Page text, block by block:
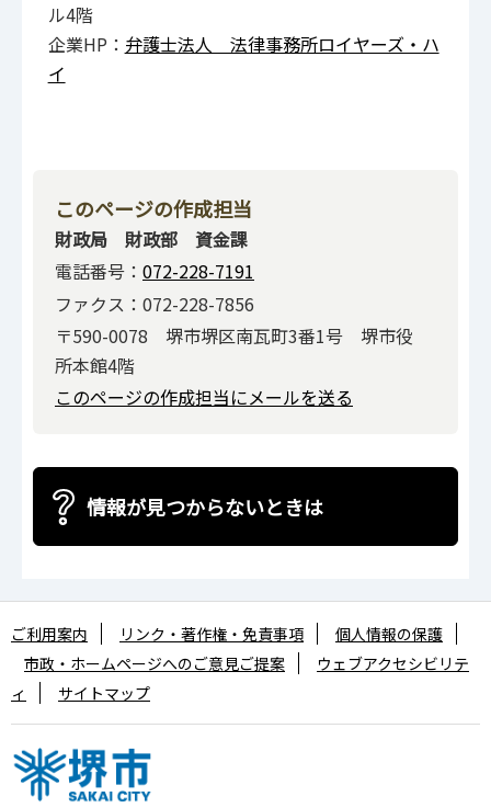
ル4階
企業HP： 弁護士法人 法律事務所ロイヤーズ・ハ
イ
このページの作成担当
財政局 財政部 資金課
電話番号： 072-228-7191
ファクス：072-228-7856
〒590-0078 堺市堺区南瓦町3番1号 堺市役
所本館4階
このページの作成担当にメールを送る
情報が見つからないときは
ご利用案内 リンク・著作権・免責事項
個人情報の保護
市政・ホームページへのご意見ご提案
ウェブアクセシビリテ
ィ
サイトマップ